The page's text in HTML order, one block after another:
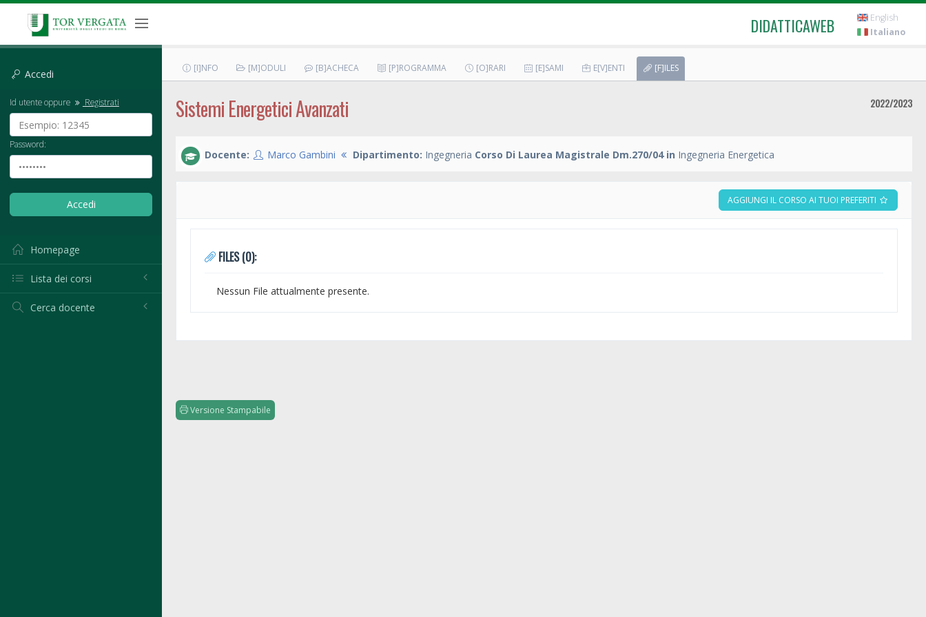
DIDATTICAWEB
English
Italiano
Accedi
Id utente oppure Registrati
Password:
Homepage
Lista dei corsi
Cerca docente
[I]NFO [M]ODULI [B]ACHECA [P]ROGRAMMA [O]RARI [E]SAMI E[V]ENTI [F]ILES
Sistemi Energetici Avanzati 2022/2023
Docente: Marco Gambini Dipartimento: Ingegneria Corso Di Laurea Magistrale Dm.270/04 in Ingegneria Energetica
AGGIUNGI IL CORSO AI TUOI PREFERITI
FILES (0):
Nessun File attualmente presente.
Versione Stampabile